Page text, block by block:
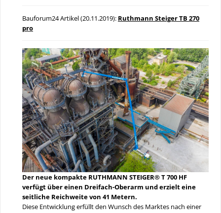
Bauforum24 Artikel (20.11.2019): Ruthmann Steiger TB 270
pro
Der neue kompakte RUTHMANN STEIGER® T 700 HF
verfügt über einen Dreifach-Oberarm und erzielt eine
seitliche Reichweite von 41 Metern.
Diese Entwicklung erfüllt den Wunsch des Marktes nach einer